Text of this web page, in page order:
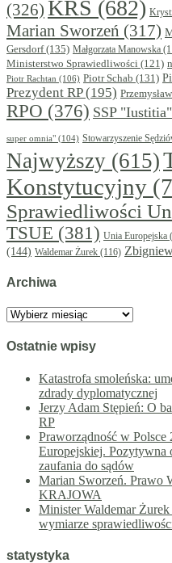
(326) KRS (682)
Marian Sworzeń (317)
Gersdorf(135) Małgorzata Manowska
Ministerstwo Sprawiedliwości (121)
Piotr Rachtan (106) Piotr Schab (131)
Prezydent RP(195)
RPO (376) SSP "Iustitia"
super omnia" (104) Stowarzyszenie
Najwyższy (615)
Konstytucyjny
Sprawiedliwości
TSUE (381) Unia Europejska
(144) Waldemar Żurek (116)
Archiwa
Archiwa
Ostatnie wpisy
Katastrofa smoleńska:
zdrady dyplomatycznej
Jerzy Adam Stępień: O
RP
Praworządność w
Europejskiej. Pozytywna
zaufania do sądów
Marian Sworzeń.
KRAJOWA
Minister Waldemar
wymiarze
statystyka